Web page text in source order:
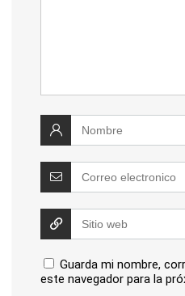
Guarda mi nombre,
este navegador para la